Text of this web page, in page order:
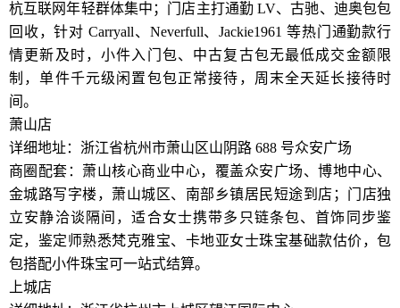
杭互联网年轻群体集中；门店主打通勤 LV、古驰、迪奥包包
回收，针对 Carryall、Neverfull、Jackie1961 等热门通勤款行
情更新及时，小件入门包、中古复古包无最低成交金额限
制，单件千元级闲置包包正常接待，周末全天延长接待时
间。
萧山店
详细地址：浙江省杭州市萧山区山阴路 688 号众安广场
商圈配套：萧山核心商业中心，覆盖众安广场、博地中心、
金城路写字楼，萧山城区、南部乡镇居民短途到店；门店独
立安静洽谈隔间，适合女士携带多只链条包、首饰同步鉴
定，鉴定师熟悉梵克雅宝、卡地亚女士珠宝基础款估价，包
包搭配小件珠宝可一站式结算。
上城店